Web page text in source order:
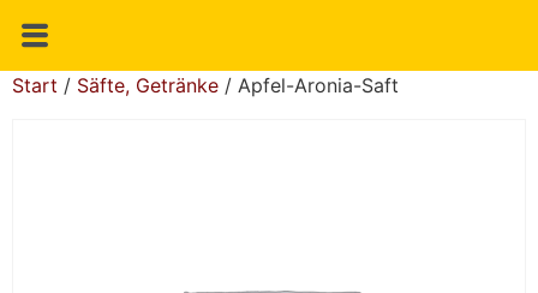
Start / Säfte, Getränke / Apfel-Aronia-Saft